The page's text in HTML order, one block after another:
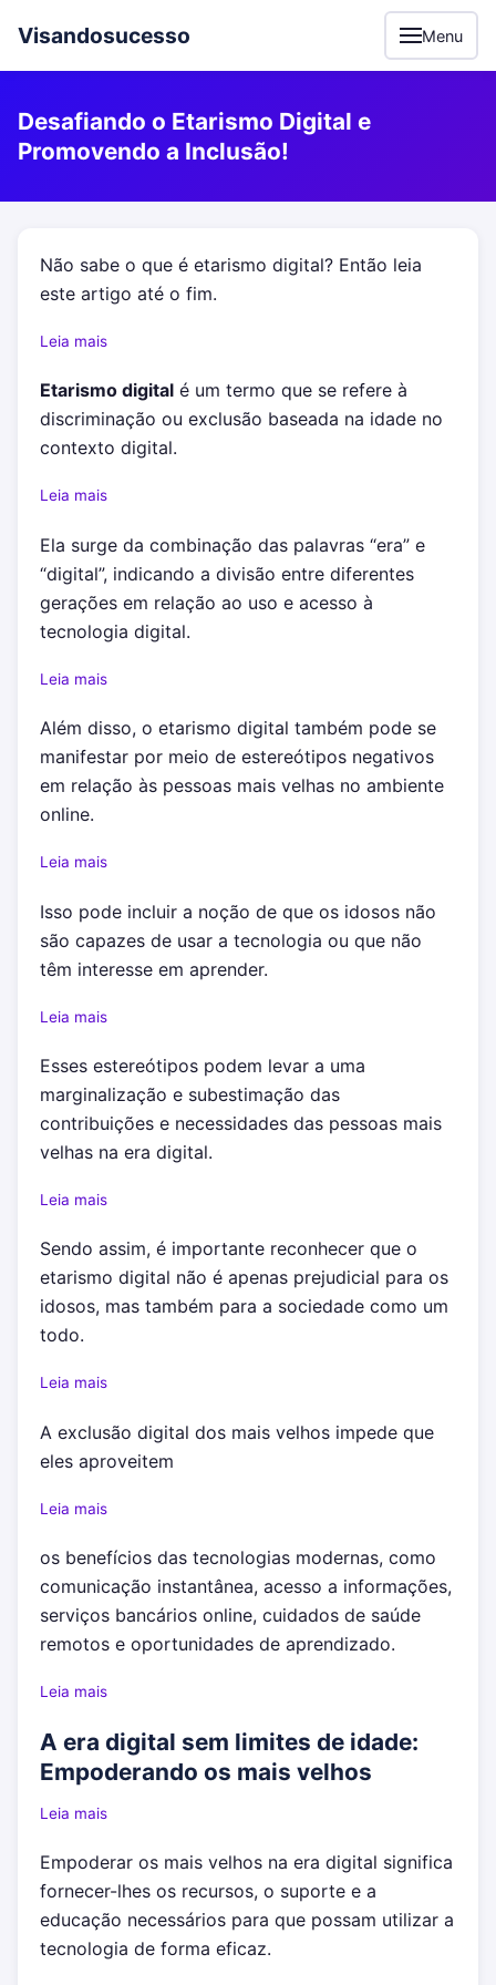
Visandosucesso Menu
Desafiando o Etarismo Digital e
Promovendo a Inclusão!
Não sabe o que é etarismo digital? Então leia
este artigo até o fim.
Leia mais
Etarismo digital é um termo que se refere à
discriminação ou exclusão baseada na idade no
contexto digital.
Leia mais
Ela surge da combinação das palavras “era” e
“digital”, indicando a divisão entre diferentes
gerações em relação ao uso e acesso à
tecnologia digital.
Leia mais
Além disso, o etarismo digital também pode se
manifestar por meio de estereótipos negativos
em relação às pessoas mais velhas no ambiente
online.
Leia mais
Isso pode incluir a noção de que os idosos não
são capazes de usar a tecnologia ou que não
têm interesse em aprender.
Leia mais
Esses estereótipos podem levar a uma
marginalização e subestimação das
contribuições e necessidades das pessoas mais
velhas na era digital.
Leia mais
Sendo assim, é importante reconhecer que o
etarismo digital não é apenas prejudicial para os
idosos, mas também para a sociedade como um
todo.
Leia mais
A exclusão digital dos mais velhos impede que
eles aproveitem
Leia mais
os benefícios das tecnologias modernas, como
comunicação instantânea, acesso a informações,
serviços bancários online, cuidados de saúde
remotos e oportunidades de aprendizado.
Leia mais
A era digital sem limites de idade:
Empoderando os mais velhos
Leia mais
Empoderar os mais velhos na era digital significa
fornecer-lhes os recursos, o suporte e a
educação necessários para que possam utilizar a
tecnologia de forma eficaz.